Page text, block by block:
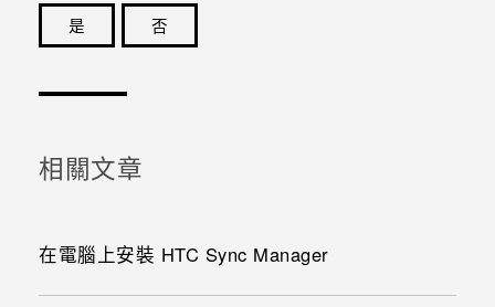
是
否
相關文章
在電腦上安裝 HTC Sync Manager